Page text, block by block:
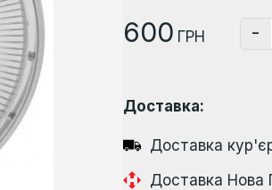
600 ГРН -
Доставка:
Доставка
Доставка Нова